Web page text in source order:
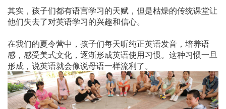
其实，孩子们都有语言学习的天赋，但是枯燥的传统课堂让
他们失去了对英语学习的兴趣和信心。
在我们的夏令营中，孩子们每天听纯正英语发音，培养语
感，感受美式文化，逐渐形成英语使用习惯。这种习惯一旦
形成，说英语就会像说母语一样流利了。